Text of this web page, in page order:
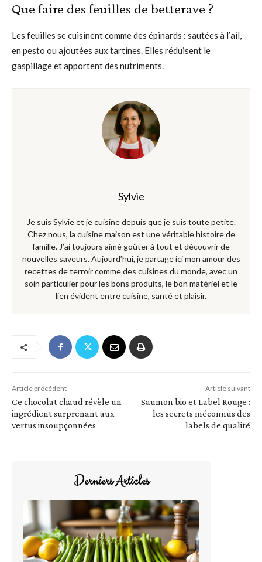
Que faire des feuilles de betterave ?
Les feuilles se cuisinent comme des épinards : sautées à l’ail,
en pesto ou ajoutées aux tartines. Elles réduisent le
gaspillage et apportent des nutriments.
Sylvie
Je suis Sylvie et je cuisine depuis que je suis toute petite.
Chez nous, la cuisine maison est une véritable histoire de
famille. J’ai toujours aimé goûter à tout et découvrir de
nouvelles saveurs. Aujourd’hui, je partage ici mon amour des
recettes de terroir comme des cuisines du monde, avec un
soin particulier pour les bons produits, le bon matériel et le
lien évident entre cuisine, santé et plaisir.
Article précédent
Ce chocolat chaud révèle un
ingrédient surprenant aux
vertus insoupçonnées
Article suivant
Saumon bio et Label Rouge :
les secrets méconnus des
labels de qualité
Derniers Articles